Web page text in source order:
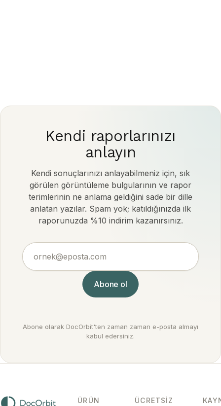
Kendi raporlarınızı
anlayın
Kendi sonuçlarınızı anlayabilmeniz için, sık
görülen görüntüleme bulgularının ve rapor
terimlerinin ne anlama geldiğini sade bir dille
anlatan yazılar. Spam yok; katıldığınızda ilk
raporunuzda %10 indirim kazanırsınız.
Abone ol
Abone olarak DocOrbit'ten zaman zaman e-posta almayı
kabul edersiniz.
ÜRÜN
ÜCRETSIZ